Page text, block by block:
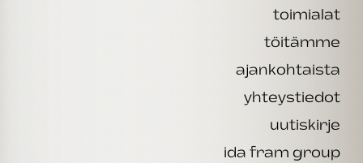
toimialat
töitämme
ajankohtaista
yhteystiedot
uutiskirje
ida fram group